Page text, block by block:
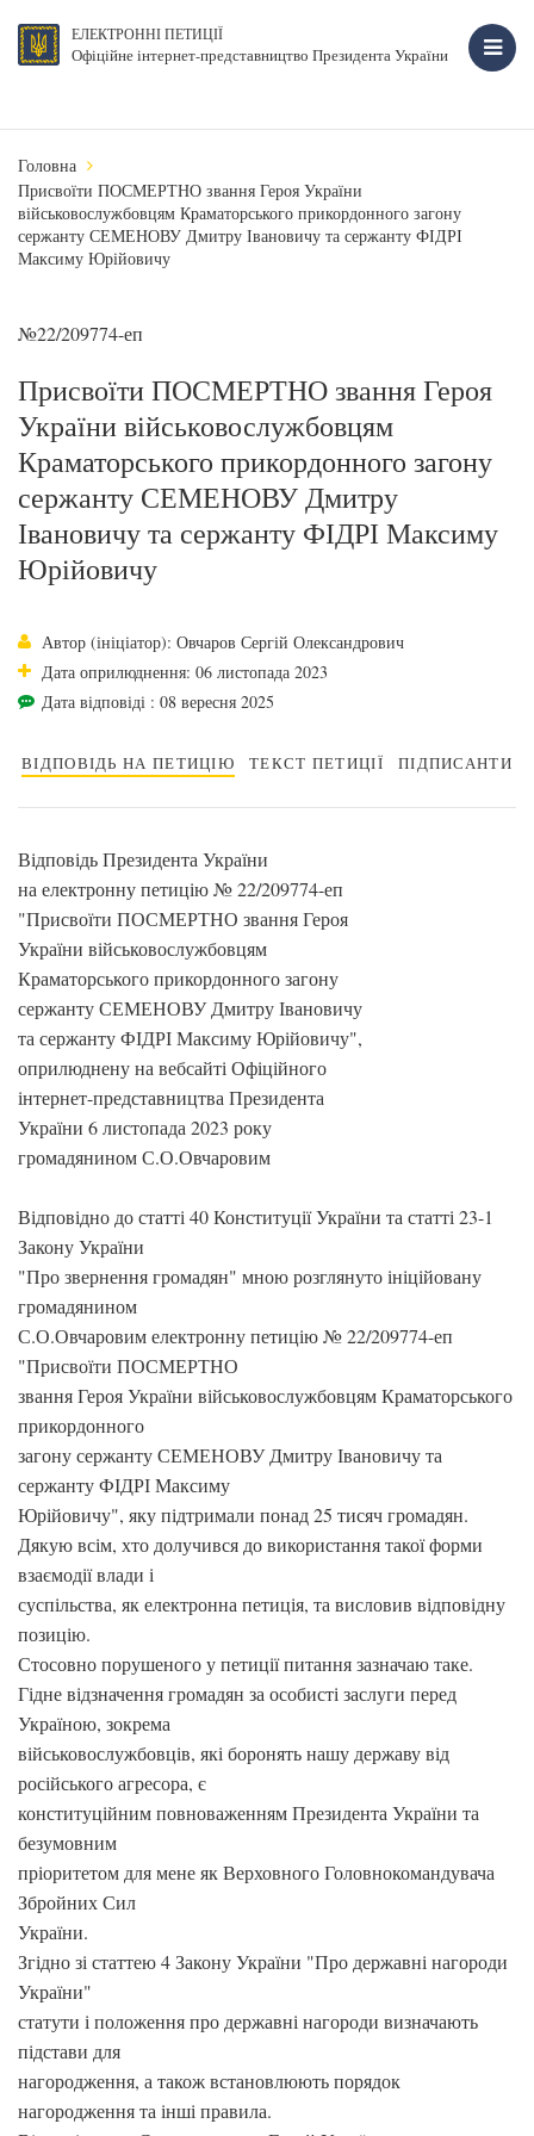
ЕЛЕКТРОННІ ПЕТИЦІЇ
Офіційне інтернет-представництво Президента України
Головна
Присвоїти ПОСМЕРТНО звання Героя України
військовослужбовцям Краматорського прикордонного загону
сержанту СЕМЕНОВУ Дмитру Івановичу та сержанту ФІДРІ
Максиму Юрійовичу
№22/209774-еп
Присвоїти ПОСМЕРТНО звання Героя
України військовослужбовцям
Краматорського прикордонного загону
сержанту СЕМЕНОВУ Дмитру
Івановичу та сержанту ФІДРІ Максиму
Юрійовичу
Автор (ініціатор): Овчаров Сергій Олександрович
Дата оприлюднення: 06 листопада 2023
Дата відповіді : 08 вересня 2025
ВІДПОВІДЬ НА ПЕТИЦІЮ ТЕКСТ ПЕТИЦІЇ ПІДПИСАНТИ
Відповідь Президента України
на електронну петицію № 22/209774-еп
"Присвоїти ПОСМЕРТНО звання Героя
України військовослужбовцям
Краматорського прикордонного загону
сержанту СЕМЕНОВУ Дмитру Івановичу
та сержанту ФІДРІ Максиму Юрійовичу",
оприлюднену на вебсайті Офіційного
інтернет-представництва Президента
України 6 листопада 2023 року
громадянином С.О.Овчаровим
Відповідно до статті 40 Конституції України та статті 23-1
Закону України
"Про звернення громадян" мною розглянуто ініційовану
громадянином
С.О.Овчаровим електронну петицію № 22/209774-еп
"Присвоїти ПОСМЕРТНО
звання Героя України військовослужбовцям Краматорського
прикордонного
загону сержанту СЕМЕНОВУ Дмитру Івановичу та
сержанту ФІДРІ Максиму
Юрійовичу", яку підтримали понад 25 тисяч громадян.
Дякую всім, хто долучився до використання такої форми
взаємодії влади і
суспільства, як електронна петиція, та висловив відповідну
позицію.
Стосовно порушеного у петиції питання зазначаю таке.
Гідне відзначення громадян за особисті заслуги перед
Україною, зокрема
військовослужбовців, які боронять нашу державу від
російського агресора, є
конституційним повноваженням Президента України та
безумовним
пріоритетом для мене як Верховного Головнокомандувача
Збройних Сил
України.
Згідно зі статтею 4 Закону України "Про державні нагороди
України"
статути і положення про державні нагороди визначають
підстави для
нагородження, а також встановлюють порядок
нагородження та інші правила.